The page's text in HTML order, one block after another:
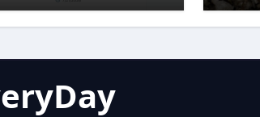
відмінності та